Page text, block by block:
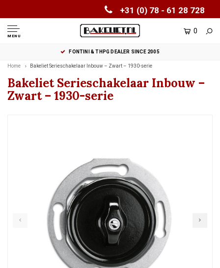
+31 (0) 78 - 61 28 728
MENU
0
FONTINI & THPG DEALER SINCE 2005
Home Bakeliet Serieschakelaar Inbouw – Zwart – 1930-serie
Bakeliet Serieschakelaar Inbouw –
Zwart – 1930-serie